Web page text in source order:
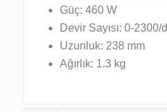
Güç: 460 W
Devir Sayısı: 0-2300/
Uzunluk: 238 mm
Ağırlık: 1.3 kg